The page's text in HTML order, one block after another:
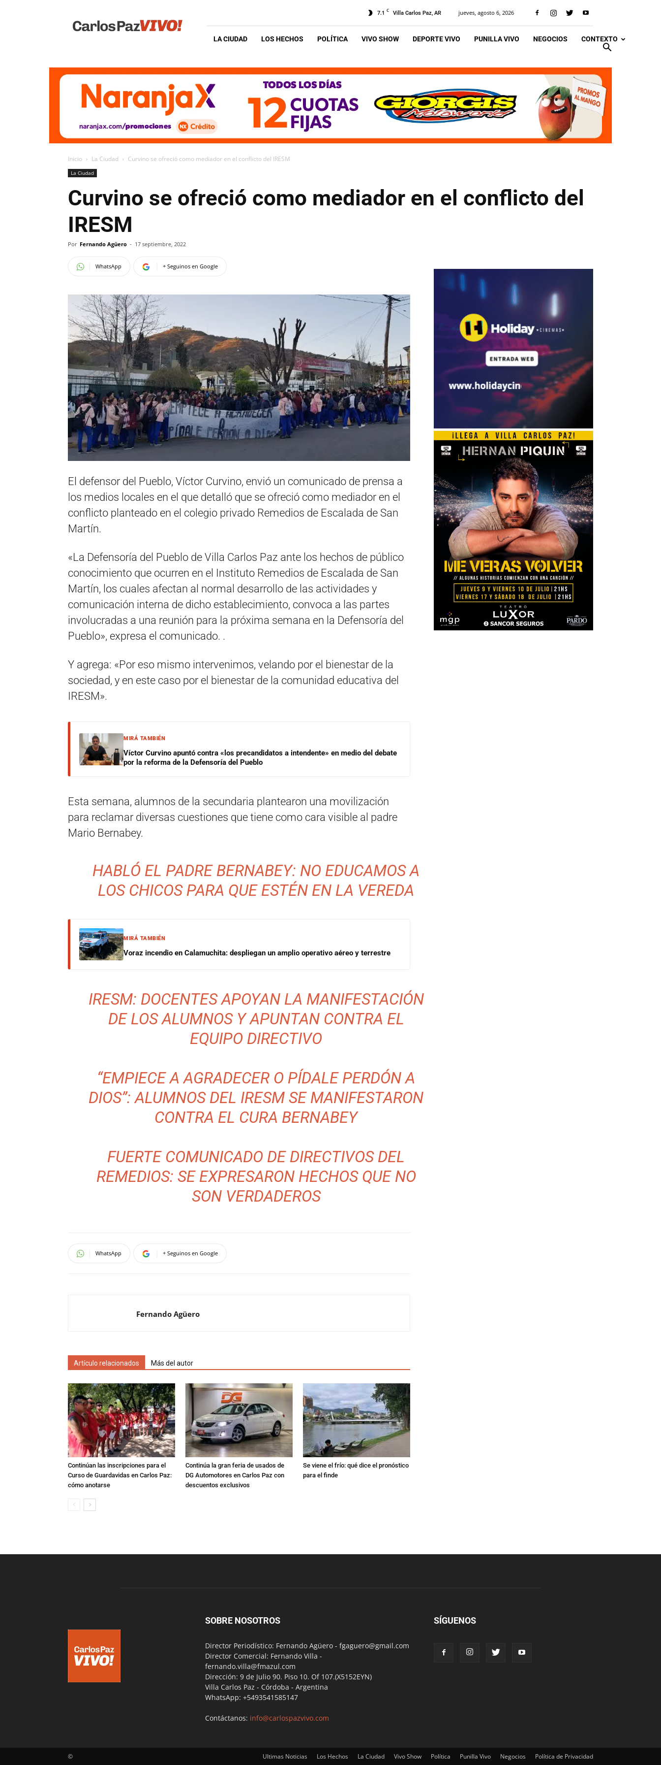
Vivo
7.1 C Villa Carlos Paz, AR jueves, agosto 6, 2026
LA CIUDAD LOS HECHOS POLÍTICA VIVO SHOW DEPORTE VIVO PUNILLA VIVO NEGOCIOS CONTEXTO
Inicio La Ciudad Curvino se ofreció como mediador en el conflicto del IRESM
La Ciudad
Curvino se ofreció como mediador en el conflicto del
IRESM
Por Fernando Agüero - 17 septiembre, 2022
WhatsApp + Seguinos en Google
El defensor del Pueblo, Víctor Curvino, envió un comunicado de prensa a
los medios locales en el que detalló que se ofreció como mediador en el
conflicto planteado en el colegio privado Remedios de Escalada de San
Martín.
«La Defensoría del Pueblo de Villa Carlos Paz ante los hechos de público
conocimiento que ocurren en el Instituto Remedios de Escalada de San
Martín, los cuales afectan al normal desarrollo de las actividades y
comunicación interna de dicho establecimiento, convoca a las partes
involucradas a una reunión para la próxima semana en la Defensoría del
Pueblo», expresa el comunicado. .
Y agrega: «Por eso mismo intervenimos, velando por el bienestar de la
sociedad, y en este caso por el bienestar de la comunidad educativa del
IRESM».
MIRÁ TAMBIÉN
Víctor Curvino apuntó contra «los precandidatos a intendente» en medio del debate
por la reforma de la Defensoría del Pueblo
Esta semana, alumnos de la secundaria plantearon una movilización
para reclamar diversas cuestiones que tiene como cara visible al padre
Mario Bernabey.
HABLÓ EL PADRE BERNABEY: NO EDUCAMOS A
LOS CHICOS PARA QUE ESTÉN EN LA VEREDA
MIRÁ TAMBIÉN
Voraz incendio en Calamuchita: despliegan un amplio operativo aéreo y terrestre
IRESM: DOCENTES APOYAN LA MANIFESTACIÓN
DE LOS ALUMNOS Y APUNTAN CONTRA EL
EQUIPO DIRECTIVO
“EMPIECE A AGRADECER O PÍDALE PERDÓN A
DIOS”: ALUMNOS DEL IRESM SE MANIFESTARON
CONTRA EL CURA BERNABEY
FUERTE COMUNICADO DE DIRECTIVOS DEL
REMEDIOS: SE EXPRESARON HECHOS QUE NO
SON VERDADEROS
WhatsApp + Seguinos en Google
Fernando Agüero
Artículo relacionados Más del autor
Continúan las inscripciones para el
Curso de Guardavidas en Carlos Paz:
cómo anotarse
Continúa la gran feria de usados de
DG Automotores en Carlos Paz con
descuentos exclusivos
Se viene el frío: qué dice el pronóstico
para el finde
SOBRE NOSOTROS
Director Periodístico: Fernando Agüero - fgaguero@gmail.com
Director Comercial: Fernando Villa -
fernando.villa@fmazul.com
Dirección: 9 de Julio 90. Piso 10. Of 107.(X5152EYN)
Villa Carlos Paz - Córdoba - Argentina
WhatsApp: +5493541585147
Contáctanos: info@carlospazvivo.com
SÍGUENOS
Ultimas Noticias Los Hechos La Ciudad Vivo Show Política Punilla Vivo Negocios Política de Privacidad
©